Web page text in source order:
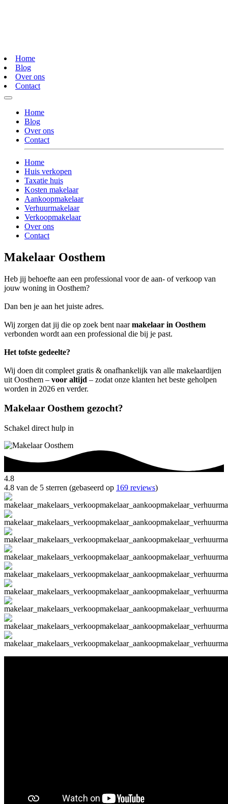
Home
Blog
Over ons
Contact
Home
Blog
Over ons
Contact
Home
Huis verkopen
Taxatie huis
Kosten makelaar
Aankoopmakelaar
Verhuurmakelaar
Verkoopmakelaar
Over ons
Contact
Makelaar Oosthem
Heb jij behoefte aan een professional voor de aan- of verkoop van
jouw woning in Oosthem?
Dan ben je aan het juiste adres.
Wij zorgen dat jij die op zoek bent naarmakelaar in Oosthem
verbonden wordt aan een professional die bij je past.
Het tofste gedeelte?
Wij doen dit compleet gratis & onafhankelijk van alle makelaardijen
uit Oosthem – voor altijd – zodat onze klanten het beste geholpen
worden in 2026 en verder.
Makelaar Oosthem gezocht?
Schakel direct hulp in
4.8
4.8 van de 5 sterren (gebaseerd op 169 reviews)